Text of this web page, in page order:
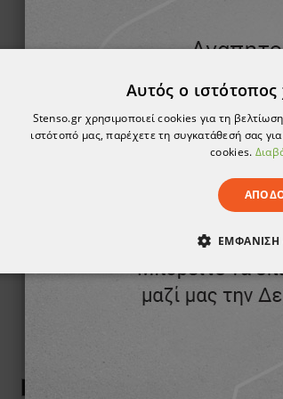
Αυτός ο
Stenso.gr χρησιμοποιεί cookies για τη
ιστότοπό μας, παρέχετε τη συγκατάθεσή σας
cookies.
ΕΜΦΆΝΙΣΗ
ΑΠΟΛΎΤΩΣ ΑΠΑΡΑΊΤΗΤΑ ΑΠΌΔΟΣΗΣ